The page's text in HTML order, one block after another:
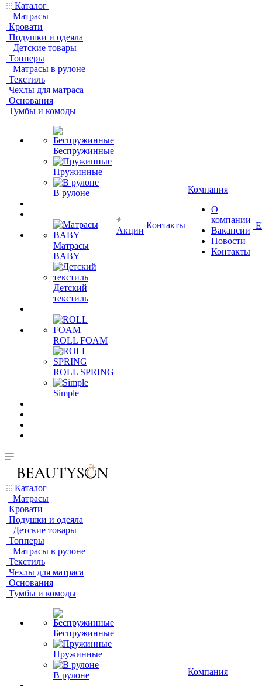
Каталог
Матрасы
Кровати
Подушки и одеяла
Детские товары
Топперы
Матрасы в рулоне
Текстиль
Чехлы для матраса
Основания
Тумбы и комоды
Беспружинные
Пружинные
В рулоне
Матрасы
BABY
Детский
текстиль
ROLL FOAM
ROLL SPRING
Simple
Акции
Контакты
Компания
О
компании
Вакансии
Новости
Контакты
+
Каталог
Матрасы
Кровати
Подушки и одеяла
Детские товары
Топперы
Матрасы в рулоне
Текстиль
Чехлы для матраса
Основания
Тумбы и комоды
Беспружинные
Пружинные
В рулоне
Компания